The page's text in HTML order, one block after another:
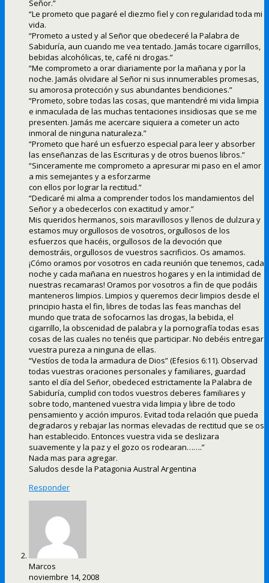
Señor.”
“Le prometo que pagaré el diezmo fiel y con regularidad toda mi
vida.
“Prometo a usted y al Señor que obedeceré la Palabra de
Sabiduría, aun cuando me vea tentado. Jamás tocare cigarrillos,
bebidas alcohólicas, te, café ni drogas.”
“Me comprometo a orar diariamente por la mañana y por la
noche. Jamás olvidare al Señor ni sus innumerables promesas,
su amorosa protección y sus abundantes bendiciones.”
“Prometo, sobre todas las cosas, que mantendré mi vida limpia
e inmaculada de las muchas tentaciones insidiosas que se me
presenten. Jamás me acercare siquiera a cometer un acto
inmoral de ninguna naturaleza.”
“Prometo que haré un esfuerzo especial para leer y absorber
las enseñanzas de las Escrituras y de otros buenos libros.”
“Sinceramente me comprometo a apresurar mi paso en el amor
a mis semejantes y a esforzarme
con ellos por lograr la rectitud.”
“Dedicaré mi alma a comprender todos los mandamientos del
Señor y a obedecerlos con exactitud y amor.”
Mis queridos hermanos, sois maravillosos y llenos de dulzura y
estamos muy orgullosos de vosotros, orgullosos de los
esfuerzos que hacéis, orgullosos de la devoción que
demostráis, orgullosos de vuestros sacrificios. Os amamos.
¡Cómo oramos por vosotros en cada reunión que tenemos, cada
noche y cada mañana en nuestros hogares y en la intimidad de
nuestras recamaras! Oramos por vosotros a fin de que podáis
manteneros limpios. Limpios y queremos decir limpios desde el
principio hasta el fin, libres de todas las feas manchas del
mundo que trata de sofocarnos las drogas, la bebida, el
cigarrillo, la obscenidad de palabra y la pornografía todas esas
cosas de las cuales no tenéis que participar. No debéis entregar
vuestra pureza a ninguna de ellas.
“Vestíos de toda la armadura de Dios” (Efesios 6:11). Observad
todas vuestras oraciones personales y familiares, guardad
santo el día del Señor, obedeced estrictamente la Palabra de
Sabiduría, cumplid con todos vuestros deberes familiares y
sobre todo, mantened vuestra vida limpia y libre de todo
pensamiento y acción impuros. Evitad toda relación que pueda
degradaros y rebajar las normas elevadas de rectitud que se os
han establecido. Entonces vuestra vida se deslizara
suavemente y la paz y el gozo os rodearan…….”
Nada mas para agregar.
Saludos desde la Patagonia Austral Argentina
Responder
Marcos
noviembre 14, 2008